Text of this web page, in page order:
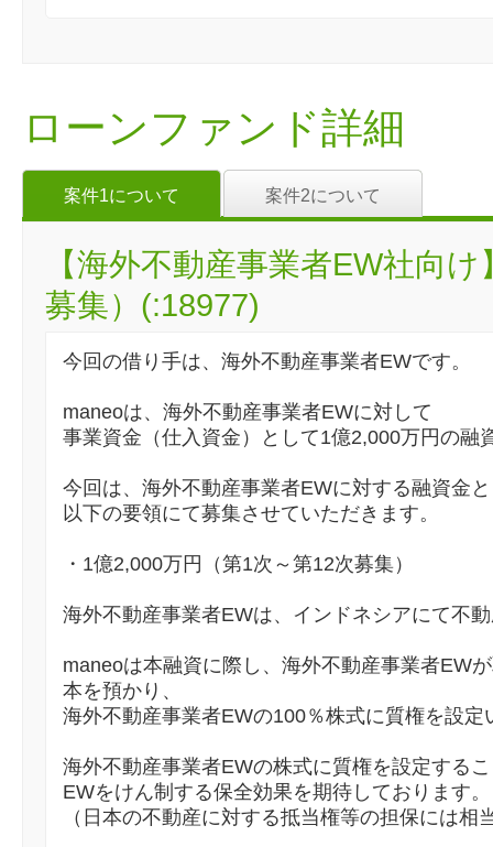
ローンファンド詳細
案件1について 案件2について
【海外不動産事業者EW社向
募集）(:18977)
今回の借り手は、海外不動産事業者EWです。
maneoは、海外不動産事業者EWに対して
事業資金（仕入資金）として1億2,000万円の融
今回は、海外不動産事業者EWに対する融資金
以下の要領にて募集させていただきます。
・1億2,000万円（第1次～第12次募集）
海外不動産事業者EWは、インドネシアにて不
maneoは本融資に際し、海外不動産事業者EW
本を預かり、
海外不動産事業者EWの100％株式に質権を設定
海外不動産事業者EWの株式に質権を設定する
EWをけん制する保全効果を期待しております。
（日本の不動産に対する抵当権等の担保には相